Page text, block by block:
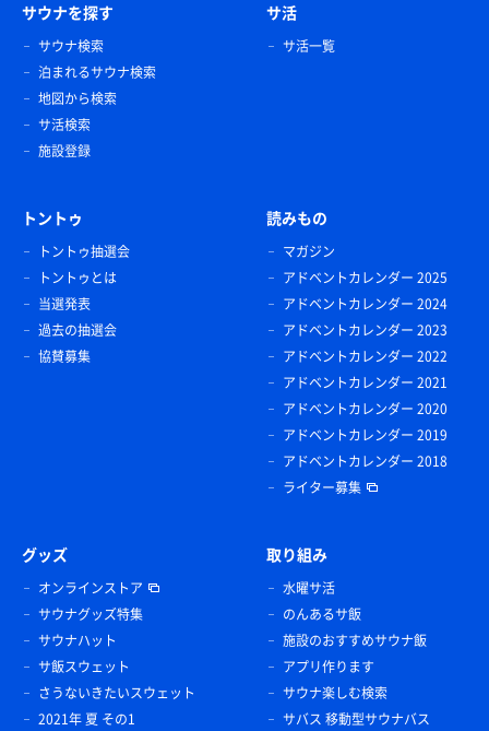
サウナを探す
サウナ検索
泊まれるサウナ検索
地図から検索
サ活検索
施設登録
サ活
サ活一覧
トントゥ
トントゥ抽選会
トントゥとは
当選発表
過去の抽選会
協賛募集
読みもの
マガジン
アドベントカレンダー 2025
アドベントカレンダー 2024
アドベントカレンダー 2023
アドベントカレンダー 2022
アドベントカレンダー 2021
アドベントカレンダー 2020
アドベントカレンダー 2019
アドベントカレンダー 2018
ライター募集
グッズ
オンラインストア
サウナグッズ特集
サウナハット
サ飯スウェット
さうないきたいスウェット
2021年 夏 その1
取り組み
水曜サ活
のんあるサ飯
施設のおすすめサウナ飯
アプリ作ります
サウナ楽しむ検索
サバス 移動型サウナバス